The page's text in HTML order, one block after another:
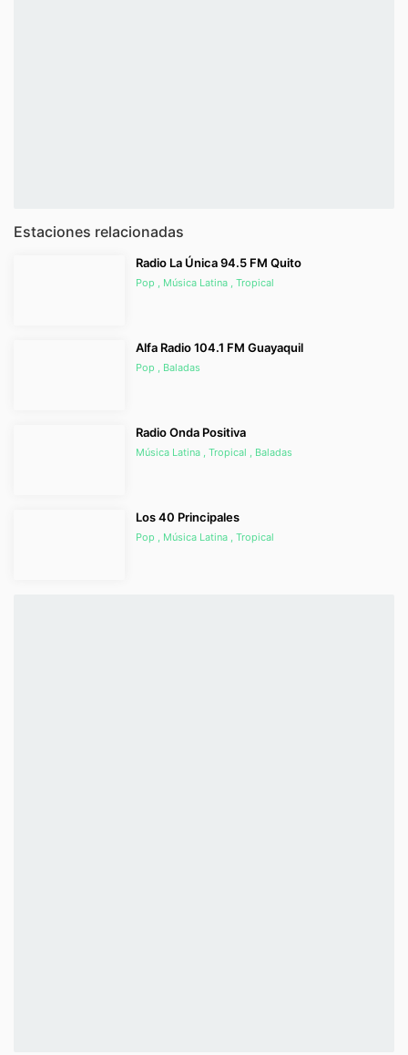
Estaciones relacionadas
Radio La Única 94.5 FM Quito
Pop , Música Latina , Tropical
Alfa Radio 104.1 FM Guayaquil
Pop , Baladas
Radio Onda Positiva
Música Latina , Tropical , Baladas
Los 40 Principales
Pop , Música Latina , Tropical